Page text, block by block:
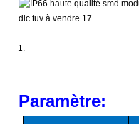
Paramètre: